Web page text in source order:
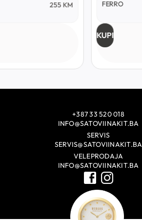
255 KM FERRO
KUPI
+387 33 520 018
INFO@SATOVIINAKIT.BA
SERVIS
SERVIS@SATOVIINAKIT.BA
VELEPRODAJA
INFO@SATOVIINAKIT.BA